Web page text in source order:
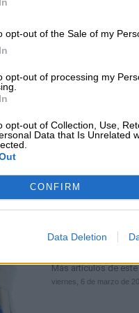
opt-out of the Sale of my
opt-out of processing my
opt-out of Collection, Use,
Data that Is Unrelated
CONFIRM
Data Deletion
bilaterales
miércoles, 5 de febrero
Gonzalo
relaciones
Más artículos de
viernes, 6 de marzo de